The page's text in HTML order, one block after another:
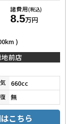
諸費用(税込)
8.5万円
)
前店
660cc
無
こちら